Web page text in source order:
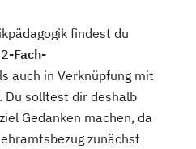
findest du
Fach-
auch in Verknüpfung mit
. Du solltest dir deshalb
Gedanken machen, da
zunächst